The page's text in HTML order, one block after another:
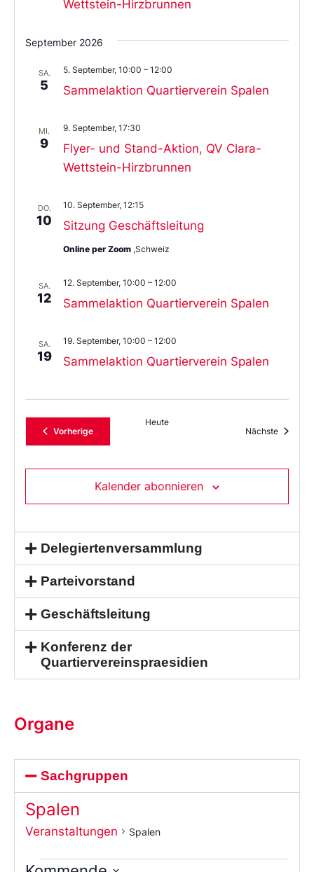
Wettstein-Hirzbrunnen
September 2026
SA.
5 Sammelaktion Quartierverein Spalen
5. September, 10:00 – 12:00
MI.
9
Flyer- und Stand-Aktion, QV Clara-
Wettstein-Hirzbrunnen
9. September, 17:30
DO.
10 Sitzung Geschäftsleitung
10. September, 12:15
Online per Zoom ,Schweiz
SA.
12 Sammelaktion Quartierverein Spalen
12. September, 10:00 – 12:00
SA.
19 Sammelaktion Quartierverein Spalen
19. September, 10:00 – 12:00
VorherigeVeranstaltungen
Heute
Nächste
Kalender abonnieren
Delegiertenversammlung
Parteivorstand
Geschäftsleitung
Konferenz der
Quartiervereinspraesidien
Organe
Sachgruppen
Spalen
Veranstaltungen Spalen